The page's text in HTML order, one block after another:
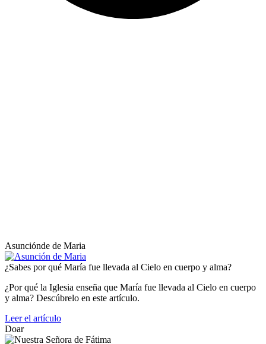
Asunciónde de Maria
¿Sabes por qué María fue llevada al Cielo en cuerpo y alma?
¿Por qué la Iglesia enseña que María fue llevada al Cielo en cuerpo
y alma? Descúbrelo en este artículo.
Leer el artículo
Doar